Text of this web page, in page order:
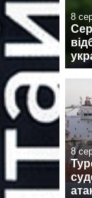
8
8